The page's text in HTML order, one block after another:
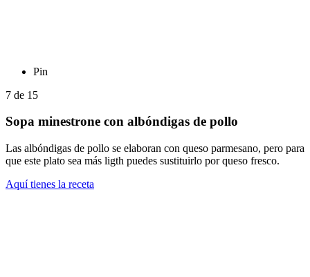
Pin
7 de 15
Sopa minestrone con albóndigas de pollo
Las albóndigas de pollo se elaboran con queso parmesano, pero para
que este plato sea más ligth puedes sustituirlo por queso fresco.
Aquí tienes la receta